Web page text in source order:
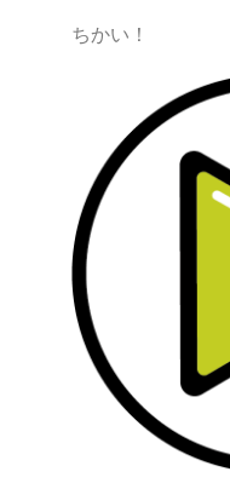
ちかい！